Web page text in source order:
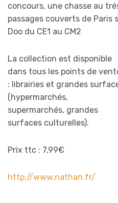
concours, une chasse au
passages couverts de Paris
Doo du CE1 au CM2
La collection est disponible
dans tous les points de
: librairies et grandes
(hypermarchés,
supermarchés, grandes
surfaces culturelles).
Prix ttc : 7,99€
http://www.nathan.fr/